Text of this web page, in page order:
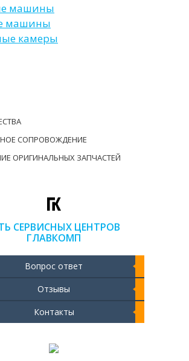
СЕРВИСНЫХ ЦЕНТРОВ
ГЛАВКОМП
Вопрос ответ
Отзывы
Контакты
машины
машины
камеры
СОПРОВОЖДЕНИЕ
ОРИГИНАЛЬНЫХ ЗАПЧАСТЕЙ